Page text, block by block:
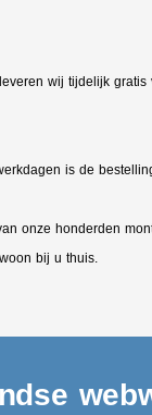
wij tijdelijk gratis
is de
onze honderden
bij u thuis.